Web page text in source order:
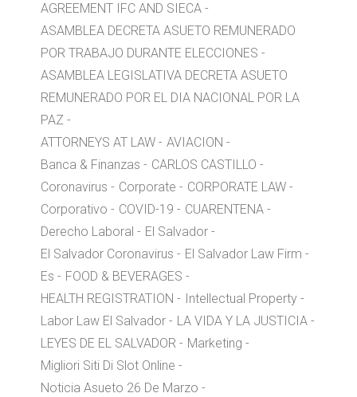
AGREEMENT IFC AND SIECA
ASAMBLEA DECRETA ASUETO REMUNERADO
POR TRABAJO DURANTE ELECCIONES
ASAMBLEA LEGISLATIVA DECRETA ASUETO
REMUNERADO POR EL DIA NACIONAL POR LA
PAZ
ATTORNEYS AT LAW
AVIACION
Banca & Finanzas
CARLOS CASTILLO
Coronavirus
Corporate
CORPORATE LAW
Corporativo
COVID-19
CUARENTENA
Derecho Laboral
El Salvador
El Salvador Coronavirus
El Salvador Law Firm
Es
FOOD & BEVERAGES
HEALTH REGISTRATION
Intellectual Property
Labor Law El Salvador
LA VIDA Y LA JUSTICIA
LEYES DE EL SALVADOR
Marketing
Migliori Siti Di Slot Online
Noticia Asueto 26 De Marzo